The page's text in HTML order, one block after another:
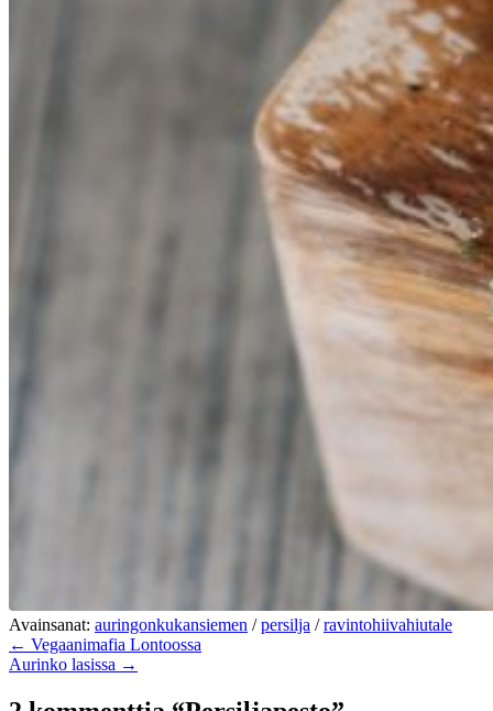
Avainsanat: auringonkukansiemen /persilja /ravintohiivahiutale
← Vegaanimafia Lontoossa
Aurinko lasissa →